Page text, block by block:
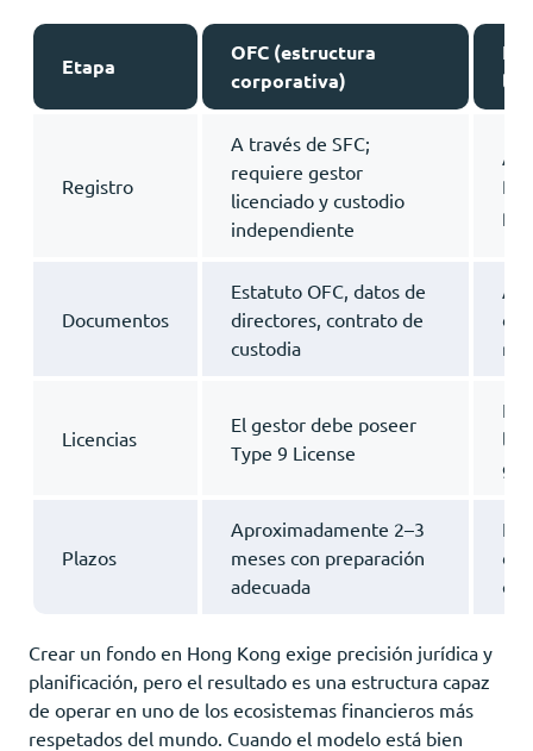
Etapa
OFC (estructura
corporativa)
Registro
A través de SFC;
requiere gestor
licenciado y custodio
independiente
A
Documentos
Estatuto OFC, datos de
directores, contrato de
custodia
Licencias
El gestor debe poseer
Type 9 License
El
Plazos
Aproximadamente 2–3
meses con preparación
adecuada
Crear un fondo en Hong Kong exige precisión jurídica y
planificación, pero el resultado es una estructura capaz
de operar en uno de los ecosistemas financieros más
respetados del mundo. Cuando el modelo está bien